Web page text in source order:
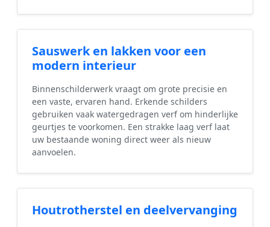
Sauswerk en lakken voor een
modern interieur
Binnenschilderwerk vraagt om grote precisie en
een vaste, ervaren hand. Erkende schilders
gebruiken vaak watergedragen verf om hinderlijke
geurtjes te voorkomen. Een strakke laag verf laat
uw bestaande woning direct weer als nieuw
aanvoelen.
Houtrotherstel en deelvervanging